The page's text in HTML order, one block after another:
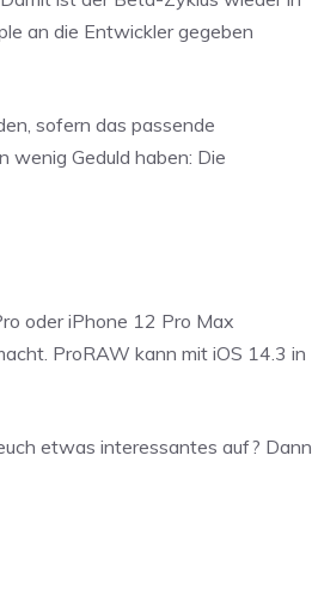
an die Entwickler gegeben
sofern das passende
wenig Geduld haben: Die
oder iPhone 12 Pro Max
ProRAW kann mit iOS 14.3 in
etwas interessantes auf? Dann